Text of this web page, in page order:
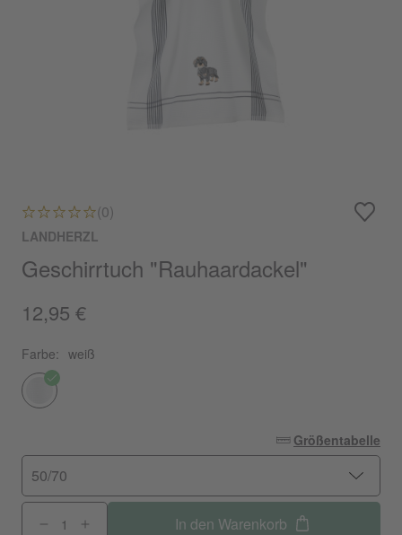
(0)
LANDHERZL
Geschirrtuch "Rauhaardackel"
12,95 €
Farbe: weiß
Größentabelle
50/70
In den Warenkorb